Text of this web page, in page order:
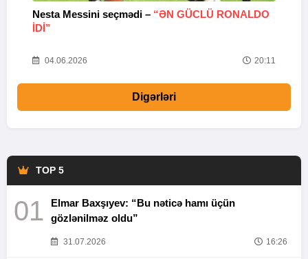
Nesta Messini seçmədi – “ƏN GÜCLÜ RONALDO
IDI”
04.06.2026 20:11
Digərləri
TOP 5
01
Elmar Baxşıyev: “Bu nəticə hamı üçün
gözlənilməz oldu”
31.07.2026 16:26